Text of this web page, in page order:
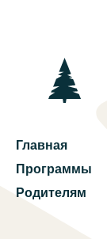
Главная
Программы
Родителям